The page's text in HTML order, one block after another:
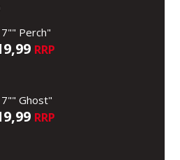
Perch"
RRP
Ghost"
RRP